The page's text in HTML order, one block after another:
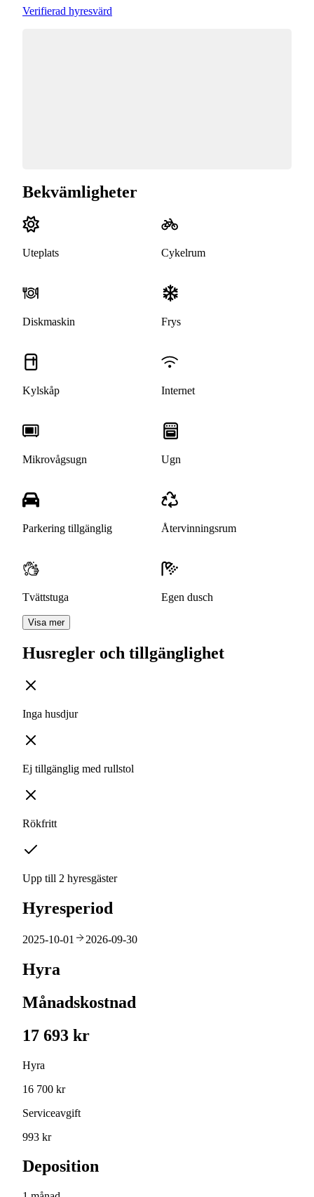
Verifierad hyresvärd
Bekvämligheter
Uteplats Cykelrum
Diskmaskin Frys
Kylskåp Internet
Mikrovågsugn Ugn
Parkering tillgänglig Återvinningsrum
Tvättstuga Egen dusch
Visa mer
Husregler och tillgänglighet
Inga husdjur
Ej tillgänglig med rullstol
Rökfritt
Upp till 2 hyresgäster
Hyresperiod
2025-10-01 2026-09-30
Hyra
Månadskostnad
17 693 kr
Hyra
16 700 kr
Serviceavgift
993 kr
Deposition